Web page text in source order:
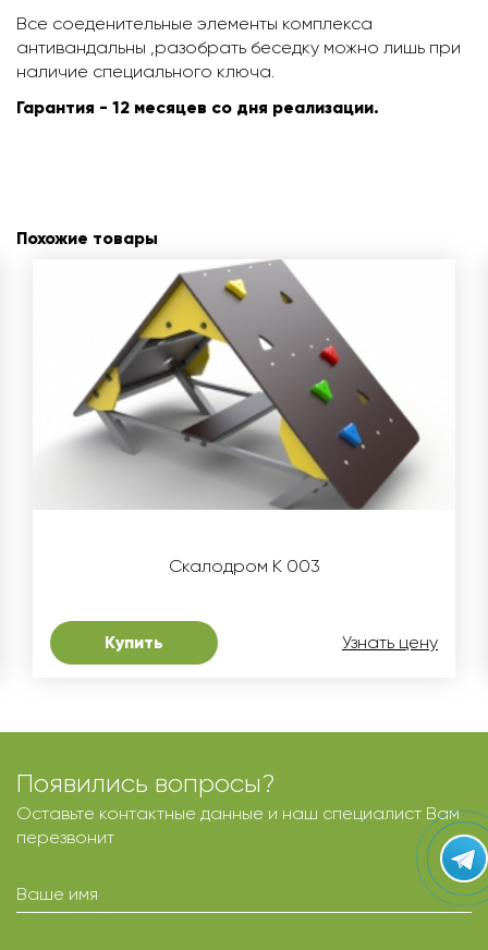
Все соеденительные элементы комплекса
антивандальны ,разобрать беседку можно лишь при
наличие специального ключа.
Гарантия - 12 месяцев со дня реализации.
Похожие товары
Скалодром K 003
Купить Узнать цену
Появились вопросы?
Оставьте контактные данные и наш специалист Вам
перезвонит
Ваше имя